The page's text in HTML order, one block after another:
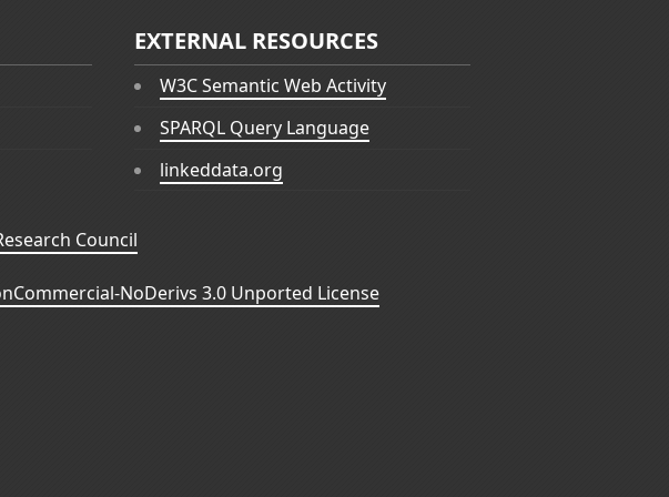
EXTERNAL RESOURCES
W3C Semantic Web Activity
SPARQL Query Language
linkeddata.org
Council
NoDerivs 3.0 Unported License